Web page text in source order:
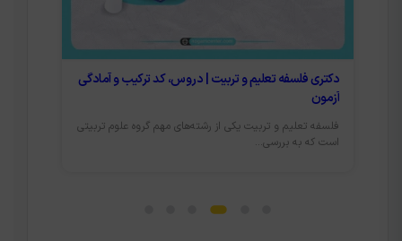
دروس دکتری مدیریت آموزشی + ضرایب آزمون
رشته‌ مدیریت آموزشی یکی از رشته‌های گروه علوم تربیتی با کد
2141 در مقطع دکتری...